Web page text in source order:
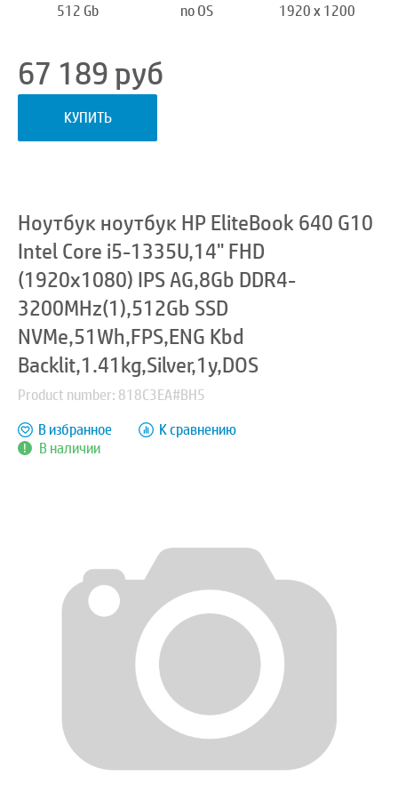
512 Gb no OS 1920 x 1200
67 189руб
КУПИТЬ
Ноутбук ноутбук HP EliteBook 640 G10
Intel Core i5-1335U,14" FHD
(1920x1080) IPS AG,8Gb DDR4-
3200MHz(1),512Gb SSD
NVMe,51Wh,FPS,ENG Kbd
Backlit,1.41kg,Silver,1y,DOS
Product number: 818C3EA#BH5
В наличии
В избранное К сравнению